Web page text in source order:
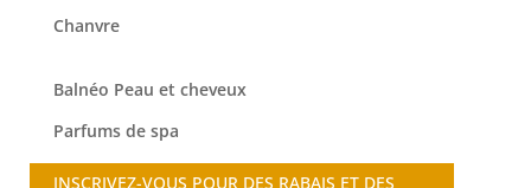
Chanvre
Balnéo Peau et cheveux
Parfums de spa
INSCRIVEZ-VOUS POUR DES RABAIS ET DES